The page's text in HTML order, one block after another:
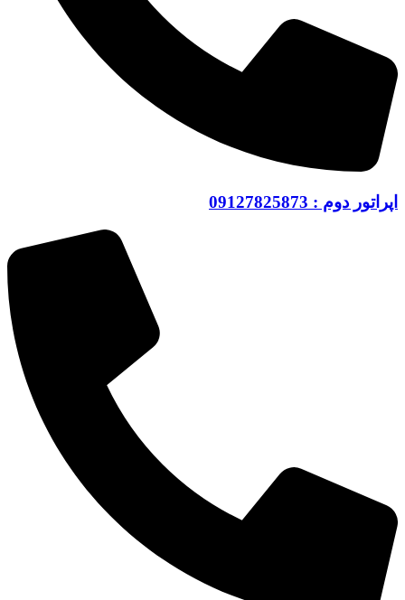
اپراتور دوم : 09127825873